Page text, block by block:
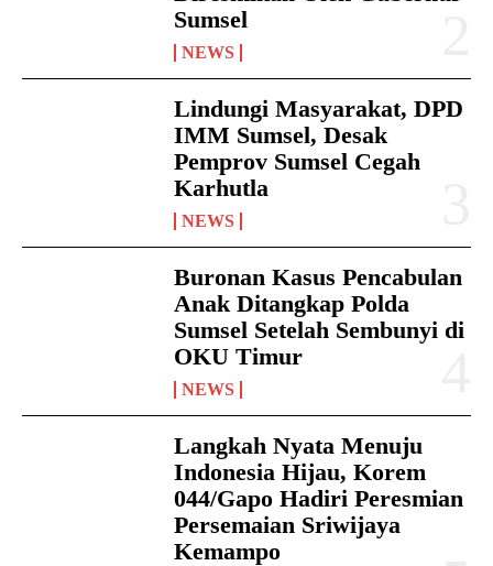
Sumsel
NEWS
Lindungi Masyarakat, DPD
IMM Sumsel, Desak
Pemprov Sumsel Cegah
Karhutla
NEWS
Buronan Kasus Pencabulan
Anak Ditangkap Polda
Sumsel Setelah Sembunyi di
OKU Timur
NEWS
Langkah Nyata Menuju
Indonesia Hijau, Korem
044/Gapo Hadiri Peresmian
Persemaian Sriwijaya
Kemampo